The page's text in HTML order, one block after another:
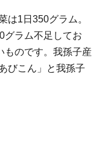
は1日350グラム。
グラム不足してお
ものです。我孫子産
びこん」と我孫子